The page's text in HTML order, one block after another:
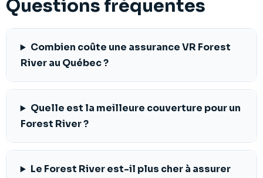
Questions fréquentes
Combien coûte une assurance VR Forest
River au Québec ?
Quelle est la meilleure couverture pour un
Forest River ?
Le Forest River est-il plus cher à assurer